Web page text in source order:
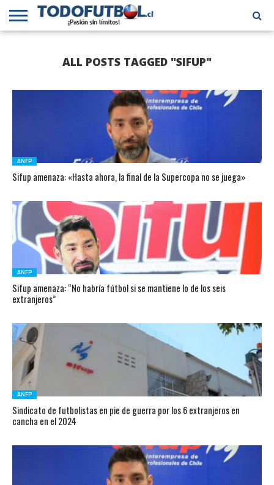
INTERNACIONALALL POSTS TAGGED "SIFUP"
ANFP
Sifup amenaza: «Hasta ahora, la final de la Supercopa no se juega»
ANFP
Sifup amenaza: “No habría fútbol si se mantiene lo de los seis
extranjeros”
ANFP
Sindicato de futbolistas en pie de guerra por los 6 extranjeros en
cancha en el 2024